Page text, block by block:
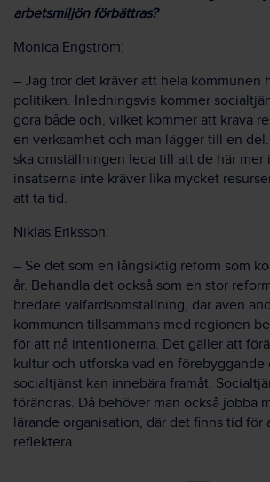
arbetsmiljön förbättras?
Monica Engström:
– Jag tror det kräver att hela kommunen
politiken. Inledningsvis kommer
göra både och, vilket kommer att kräva
en verksamhet och man lägger till en
ska omställningen leda till att de här mer
insatserna inte kräver lika mycket
att ta tid.
Niklas Eriksson:
– Se det som en långsiktig reform som
år. Behandla det också som en stor
bredare välfärdsomställning, där även
kommunen tillsammans med regionen
för att nå intentionerna. Det gäller att
kultur och utforska vad en
socialtjänst kan innebära framåt.
förändras. Då behöver man också jobba
lärande organisation, där det finns tid för
reflektera.